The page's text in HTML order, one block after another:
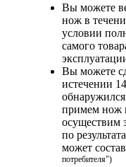
Вы можете
нож в
условии
самого
Вы можете
истечении
примем нож
осуществим
по
может
потребителя")